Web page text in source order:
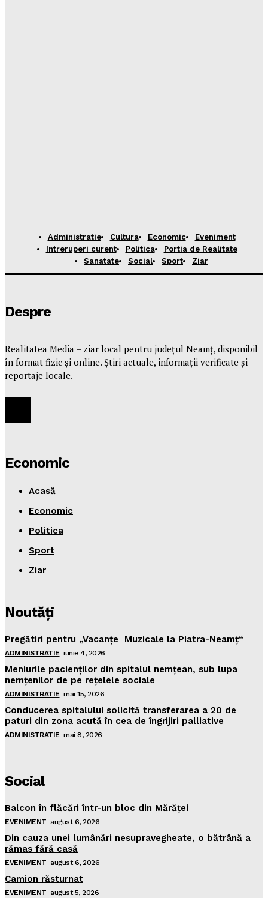
Administratie Cultura Economic
Eveniment
Intreruperi curent
Politica
Portia de Realitate
Sanatate
Social Sport Ziar
Despre
Realitatea Media – ziar local pentru județul Neamț, disponibil
în format fizic și online. Știri actuale, informații verificate și
reportaje locale.
Economic
Acasă
Economic
Politica
Sport
Ziar
Noutăţi
Pregătiri pentru „Vacanţe Muzicale la Piatra-Neamţ“
ADMINISTRATIE iunie 4, 2026
Meniurile pacienţilor din spitalul nemţean, sub lupa
nemţenilor de pe reţelele sociale
ADMINISTRATIE mai 15, 2026
Conducerea spitalului solicită transferarea a 20 de
paturi din zona acută în cea de îngrijiri palliative
ADMINISTRATIE mai 8, 2026
Social
Balcon în flăcări într-un bloc din Mărăţei
EVENIMENT august 6, 2026
Din cauza unei lumânări nesupravegheate, o bătrână a
rămas fără casă
EVENIMENT august 6, 2026
Camion răsturnat
EVENIMENT august 5, 2026